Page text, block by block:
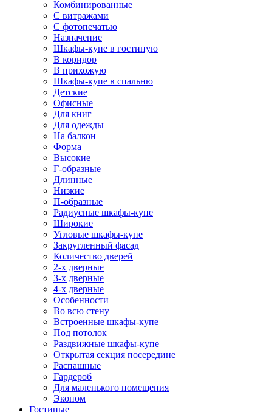
Комбинированные
С витражами
С фотопечатью
Назначение
Шкафы-купе в гостиную
В коридор
В прихожую
Шкафы-купе в спальню
Детские
Офисные
Для книг
Для одежды
На балкон
Форма
Высокие
Г-образные
Длинные
Низкие
П-образные
Радиусные шкафы-купе
Широкие
Угловые шкафы-купе
Закругленный фасад
Количество дверей
2-х дверные
3-х дверные
4-х дверные
Особенности
Во всю стену
Встроенные шкафы-купе
Под потолок
Раздвижные шкафы-купе
Открытая секция посередине
Распашные
Гардероб
Для маленького помещения
Эконом
Гостиные